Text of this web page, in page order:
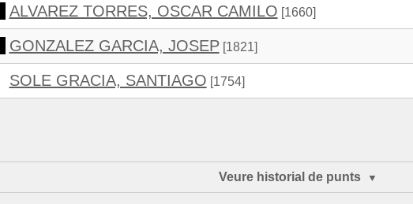
ALVAREZ TORRES, OSCAR CAMILO [1660]
GONZALEZ GARCIA, JOSEP[1821]
SOLE GRACIA, SANTIAGO [1754]
Veure historial de punts